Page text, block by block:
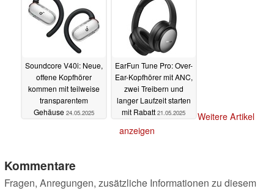
Soundcore V40i: Neue,
offene Kopfhörer
kommen mit teilweise
transparentem
Gehäuse 24.05.2025
EarFun Tune Pro: Over-
Ear-Kopfhörer mit ANC,
zwei Treibern und
langer Laufzeit starten
mit Rabatt 21.05.2025
Weitere Artikel
anzeigen
Kommentare
Fragen, Anregungen, zusätzliche Informationen zu diesem